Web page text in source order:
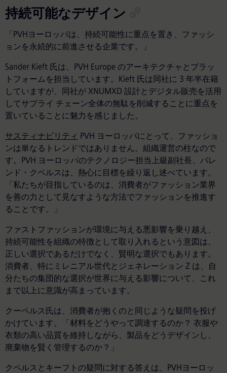
持続可能なデザイン
「PVHヨーロッパは、持続可能性に重点を置き、ファッシ
ョンを永続的に前進させる企業です。」
Sander Kieft 氏は、PVH Europe のアーキテクチャとプラッ
トフォームを担当しています。Kieft 氏は同社に 3 年半在籍
していますが、同社が XNUMXD 設計とデジタル販売を活用
してサプライ チェーン全体の無駄を削減することに重点を
置いていることに魅力を感じました。
サスティナビリティ PVH ヨーロッパにとって、ファッショ
ンは単なるトレンドではありません。組織運営の柱なので
す。PVH ヨーロッパのテクノロジー担当上級副社長、バレ
ンド・クペルスは、熱心に目標を繰り返し述べています。
「私たちが目指しているのは、消費者がファッション業界
を善の力として見なすような方法でファッションを推進す
ることです。」
ファストファッションが環境に与える悪影響を乗り越え、
持続可能性を組織の特徴として取り入れるという意図は、
正しい選択であるだけでなく、賢明な選択でもあります。
消費者、特にミレニアル世代とジェネレーション Z は、自
分たちの集団的な選択が世界に与える影響について、これ
まで以上に意識が高まっています。
クーペルス氏は、消費者が抱くのと同じような疑問を投げ
かけています。「材料をどうやって調達するのか？ 衣服や
衣類の高い品質を維持しながら、製品をどうデザインし、
廃棄物を賢く管理するのか？」
クペルスとキーフトの疑問に対する答えは、PVHヨーロッ